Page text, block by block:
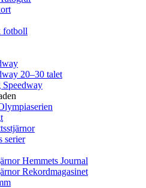
fotboll
20–30 talet
serier
Hemmets Journal
Rekordmagasinet